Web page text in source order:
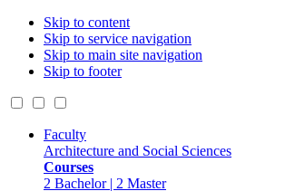
Skip to content
Skip to service navigation
Skip to main site navigation
Skip to footer
Faculty
Architecture and Social Sciences
Courses
2 Bachelor | 2 Master